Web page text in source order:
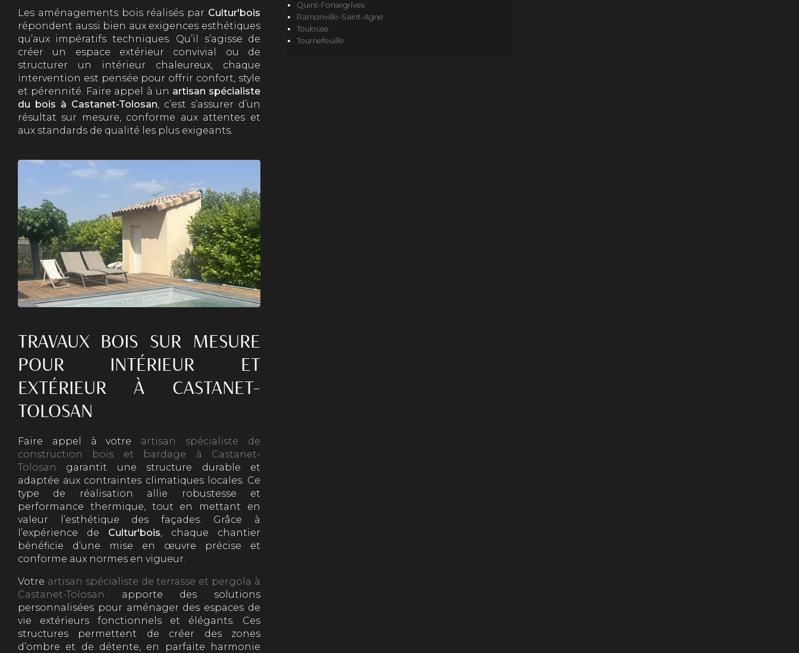
Les aménagements bois réalisés par Cultur'bois
répondent aussi bien aux exigences esthétiques
qu’aux impératifs techniques. Qu’il s’agisse de
créer un espace extérieur convivial ou de
structurer un intérieur chaleureux, chaque
intervention est pensée pour offrir confort, style
et pérennité. Faire appel à un artisan spécialiste
du bois à Castanet-Tolosan, c’est s’assurer d’un
résultat sur mesure, conforme aux attentes et
aux standards de qualité les plus exigeants.
TRAVAUX BOIS SUR MESURE
POUR INTÉRIEUR ET
EXTÉRIEUR À CASTANET-
TOLOSAN
Faire appel à votre artisan spécialiste de
construction bois et bardage à Castanet-
Tolosan
garantit une structure durable et
adaptée aux contraintes climatiques locales. Ce
type de réalisation allie robustesse et
performance thermique, tout en mettant en
valeur l’esthétique des façades. Grâce à
l’expérience de Cultur'bois , chaque chantier
bénéficie d’une mise en œuvre précise et
conforme aux normes en vigueur.
Votre artisan spécialiste de terrasse et pergola à
Castanet-Tolosan
apporte des solutions
personnalisées pour aménager des espaces de
vie extérieurs fonctionnels et élégants. Ces
structures permettent de créer des zones
d’ombre et de détente, en parfaite harmonie
Quint-Fonsegrives
Ramonville-Saint-Agne
Toulouse
Tournefeuille